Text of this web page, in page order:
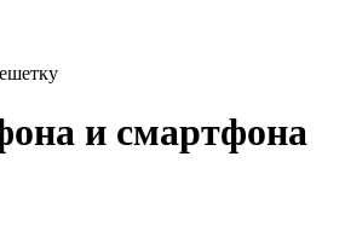
и смартфона